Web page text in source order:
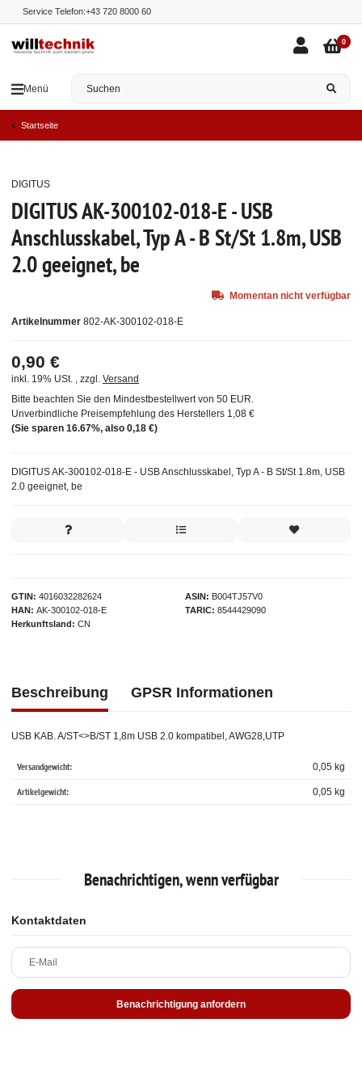
Service Telefon:+43 720 8000 60
Menü
0
Startseite
DIGITUS AK-300102-018-E - USB
Anschlusskabel, Typ A - B St/St 1.8m, USB
2.0 geeignet, be
Artikelnummer 802-AK-300102-018-E
GTIN 4016032282624
HAN AK-300102-018-E
Herkunftsland
CN
ASIN
B004TJ57V0
TARIC
8544429090
DIGITUS
DIGITUS AK-300102-018-E - USB Anschlusskabel, Typ A - B St/St 1.8m, USB
2.0 geeignet, be
0,90 €
inkl. 19% USt. , zzgl. Versand
Bitte beachten Sie den Mindestbestellwert von 50 EUR.
Unverbindliche Preisempfehlung des Herstellers 1,08 €
(Sie sparen 16.67%, also 0,18 €)
Momentan nicht verfügbar
Beschreibung GPSR Informationen
USB KAB. A/ST<>B/ST 1,8m USB 2.0 kompatibel, AWG28,UTP
Versandgewicht: 0,05 kg
Artikelgewicht: 0,05 kg
Benachrichtigen, wenn verfügbar
Kontaktdaten
E-Mail
Benachrichtigung anfordern